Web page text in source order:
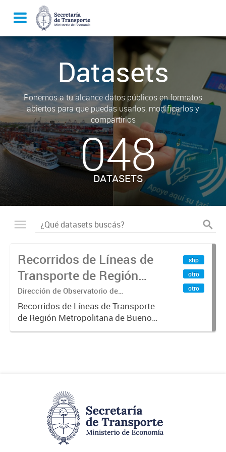
Datasets
Ponemos a tu alcance datos públicos en formatos
abiertos para que puedas usarlos, modificarlos y
compartirlos
048
DATASETS
Recorridos de Líneas de
Transporte de Región
Metropolitana de
Buenos Aires (RMBA)
Dirección de Observatorio de
Transporte, Estudio y Sistemas
Recorridos de Líneas de Transporte
de Región Metropolitana de Buenos
Aires (RMBA).-
shp
otro
otro